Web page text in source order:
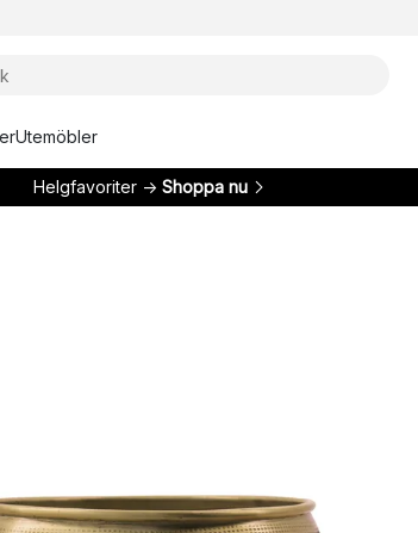
Utemöbler
Helgfavoriter → Shoppa nu